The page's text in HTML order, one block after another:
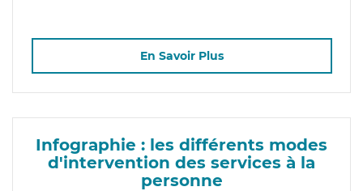
En Savoir Plus
Infographie : les différents modes
d'intervention des services à la
personne